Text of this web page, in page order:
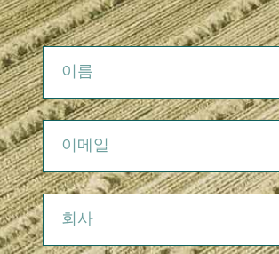
이름
이메일
회사